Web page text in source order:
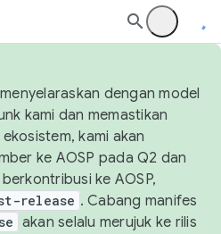
dengan model
kami dan memastikan
kami akan
ke AOSP pada Q2 dan
ke AOSP,
release . Cabang manifes
akan selalu merujuk ke rilis